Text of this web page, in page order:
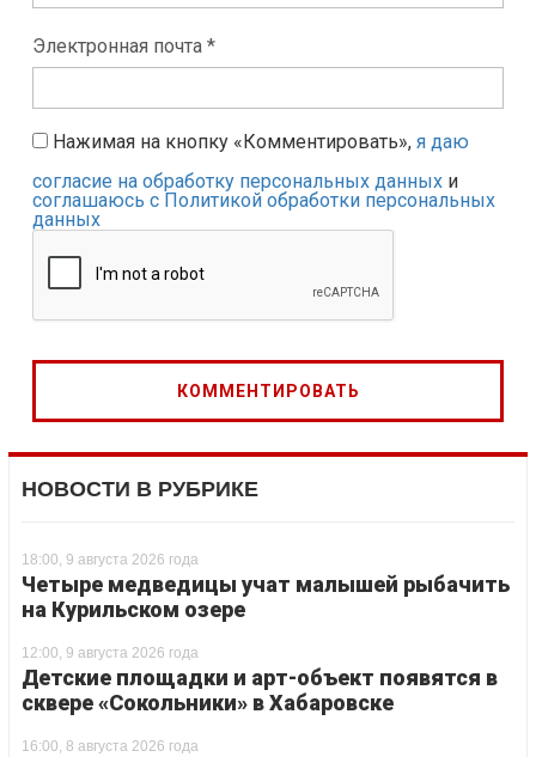
Электронная почта *
Нажимая на кнопку «Комментировать», я даю
согласие на обработку персональных данных и
соглашаюсь с Политикой обработки персональных
данных
НОВОСТИ В РУБРИКЕ
18:00, 9 августа 2026 года
Четыре медведицы учат малышей рыбачить
на Курильском озере
12:00, 9 августа 2026 года
Детские площадки и арт-объект появятся в
сквере «Сокольники» в Хабаровске
16:00, 8 августа 2026 года